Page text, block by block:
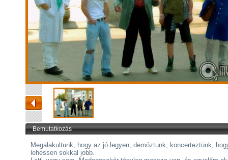
Bemutatkozás
Megalakultunk, hogy az jó legyen, demóztunk, koncerteztünk,
lehessen sokkal jobb.